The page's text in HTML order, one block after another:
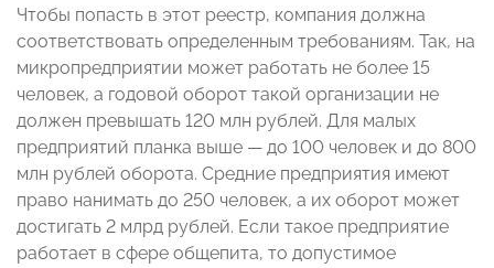
Чтобы попасть в этот реестр, компания должна
соответствовать определенным требованиям. Так, на
микропредприятии может работать не более 15
человек, а годовой оборот такой организации не
должен превышать 120 млн рублей. Для малых
предприятий планка выше — до 100 человек и до 800
млн рублей оборота. Средние предприятия имеют
право нанимать до 250 человек, а их оборот может
достигать 2 млрд рублей. Если такое предприятие
работает в сфере общепита, то допустимое